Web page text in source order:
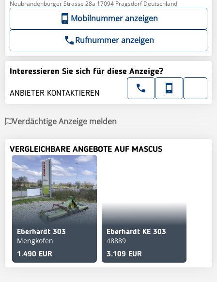
Neubrandenburger Strasse 28a 17094 Pragsdorf Deutschland
Mobilnummer anzeigen
Rufnummer anzeigen
Interessieren Sie sich für diese Anzeige?
ANBIETER KONTAKTIEREN
Verdächtige Anzeige melden
VERGLEICHBARE ANGEBOTE AUF MASCUS
Eberhardt 303
Mengkofen
1.490 EUR
Eberhardt KE 303
48889
3.109 EUR